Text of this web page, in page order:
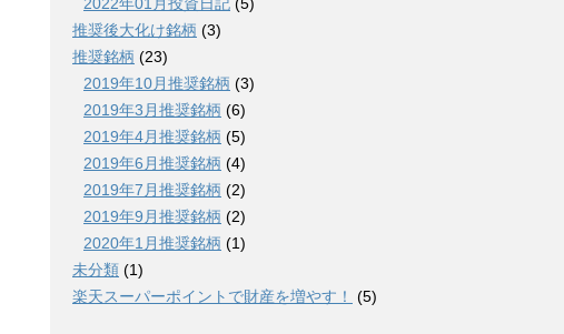
推奨後大化け銘柄 (3)
推奨銘柄 (23)
2019年10月推奨銘柄 (3)
2019年3月推奨銘柄 (6)
2019年4月推奨銘柄 (5)
2019年6月推奨銘柄 (4)
2019年7月推奨銘柄 (2)
2019年9月推奨銘柄 (2)
2020年1月推奨銘柄 (1)
未分類 (1)
楽天スーパーポイントで財産を増やす！
(5)